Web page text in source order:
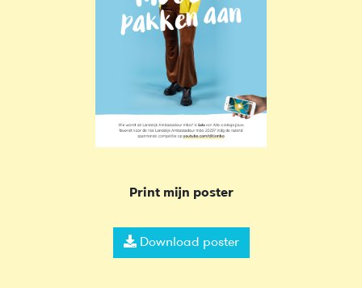
Print mijn poster
Download poster